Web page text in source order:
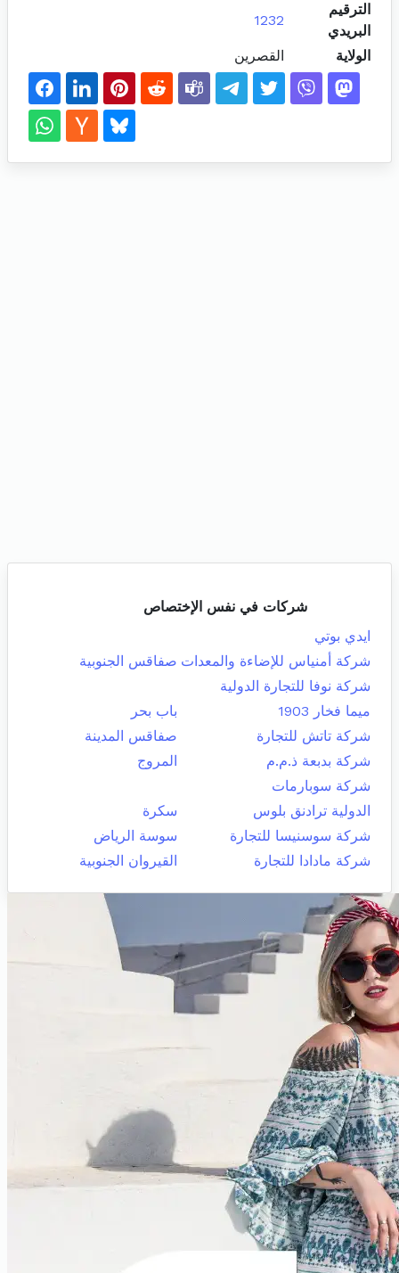
الترقيم
البريدي
1232
الولاية القصرين
شركات في نفس الإختصاص
ايدي بوتي
شركة أمنياس للإضاءة والمعدات صفاقس الجنوبية
شركة نوفا للتجارة الدولية
ميما فخار 1903
باب بحر
شركة تاتش للتجارة
صفاقس المدينة
شركة بدبعة ذ.م.م
المروج
شركة سوبارمات
الدولية ترادنق بلوس
سكرة
شركة سوسنيسا للتجارة
سوسة الرياض
شركة مادادا للتجارة
القيروان الجنوبية